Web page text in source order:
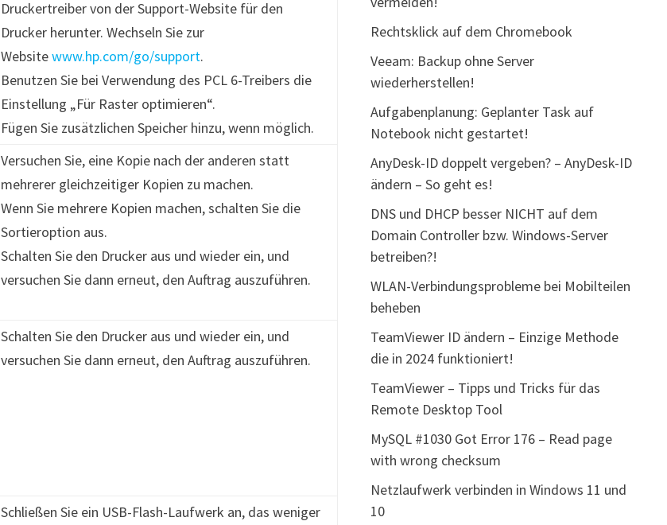
Druckertreiber von der Support-Website für den
Drucker herunter. Wechseln Sie zur
Websitewww.hp.com/go/support.
Benutzen Sie bei Verwendung des PCL 6-Treibers die
Einstellung „Für Raster optimieren“.
Fügen Sie zusätzlichen Speicher hinzu, wenn möglich.
Versuchen Sie, eine Kopie nach der anderen statt
mehrerer gleichzeitiger Kopien zu machen.
Wenn Sie mehrere Kopien machen, schalten Sie die
Sortieroption aus.
Schalten Sie den Drucker aus und wieder ein, und
versuchen Sie dann erneut, den Auftrag auszuführen.
Schalten Sie den Drucker aus und wieder ein, und
versuchen Sie dann erneut, den Auftrag auszuführen.
Schließen Sie ein USB-Flash-Laufwerk an, das weniger
Rechtsklick auf dem Chromebook
Veeam: Backup ohne Server
wiederherstellen!
Aufgabenplanung: Geplanter Task auf
Notebook nicht gestartet!
AnyDesk-ID doppelt vergeben? – AnyDesk-ID
ändern – So geht es!
DNS und DHCP besser NICHT auf dem
Domain Controller bzw. Windows-Server
betreiben?!
WLAN-Verbindungsprobleme bei Mobilteilen
beheben
TeamViewer ID ändern – Einzige Methode
die in 2024 funktioniert!
TeamViewer – Tipps und Tricks für das
Remote Desktop Tool
MySQL #1030 Got Error 176 – Read page
with wrong checksum
Netzlaufwerk verbinden in Windows 11 und
10